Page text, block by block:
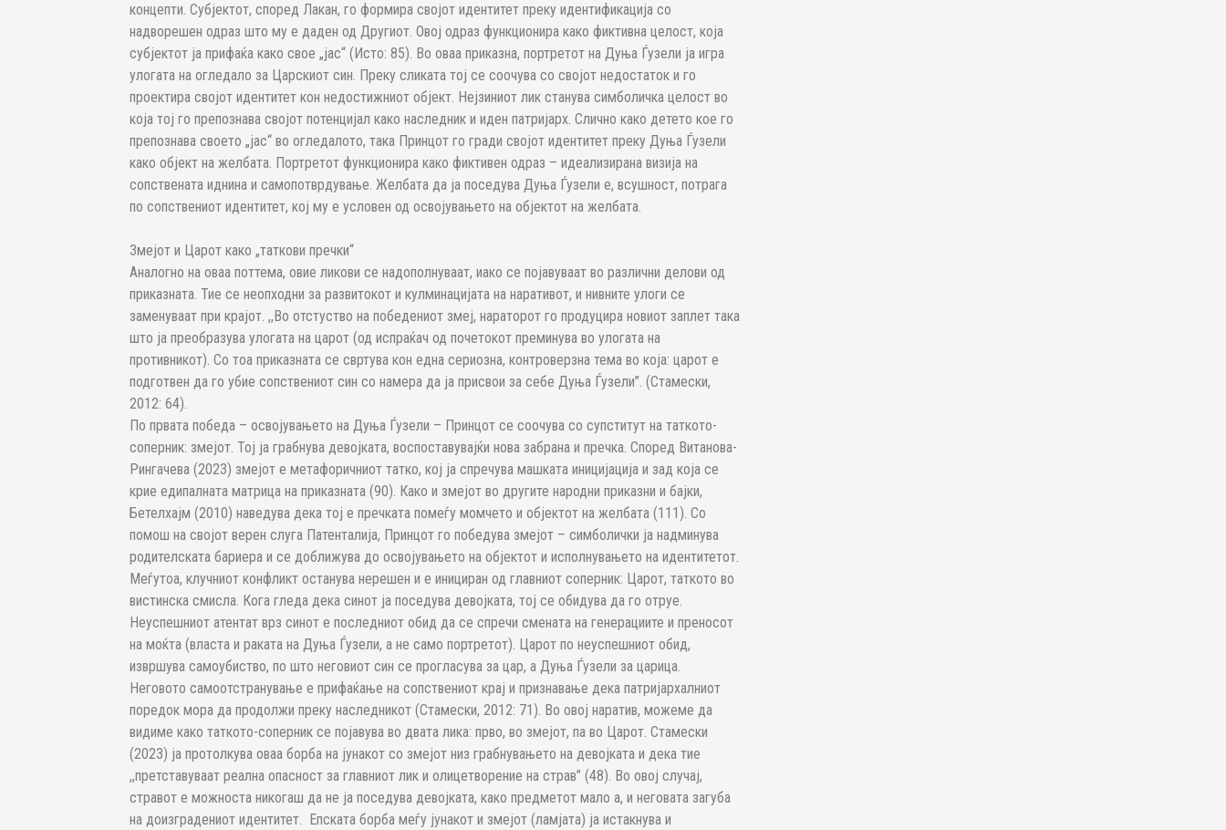
концепти. Субјектот, според Лакан, го формира својот идентитет преку идентификација со
надворешен одраз што му е даден од Другиот. Овој одраз функционира како фиктивна целост, која
субјектот ја прифаќа како свое „јас“ (Исто: 85). Во оваа приказна, портретот на Дуња Ѓузели ја игра
улогата на огледало за Царскиот син. Преку сликата тој се соочува со својот недостаток и го
проектира својот идентитет кон недостижниот објект. Нејзиниот лик станува симболичка целост во
која тој го препознава својот потенцијал како наследник и иден патријарх. Слично како детето кое го
препознава своето „јас“ во огледалото, така Принцот го гради својот идентитет преку Дуња Ѓузели
како објект на желбата. Портретот функционира како фиктивен одраз – идеализирана визија на
сопствената иднина и самопотврдување. Желбата да ја поседува Дуња Ѓузели е, всушност, потрага
по сопствениот идентитет, кој му е условен од освојувањето на објектот на желбата.
Змејот и Царот како „таткови пречки“
Аналогно на оваа поттема, овие ликови се надополнуваат, иако се појавуваат во различни делови од
приказната. Тие се неопходни за развитокот и кулминацијата на наративот, и нивните улоги се
заменуваат при крајот. ,,Во отстуство на победениот змеј, нараторот го продуцира новиот заплет така
што ја преобразува улогата на царот (од испраќач од почетокот преминува во улогата на
противникот). Со тоа приказната се свртува кон една сериозна, контроверзна тема во која: царот е
подготвен да го убие сопствениот син со намера да ја присвои за себе Дуња Ѓузели”. (Стамески,
2012: 64).
По првата победа – освојувањето на Дуња Ѓузели – Принцот се соочува со супститут на таткото-
соперник: змејот. Тој ја грабнува девојката, воспоставувајќи нова забрана и пречка. Според Витанова-
Рингачева (2023) змејот е метафоричниот татко, кој ја спречува машката иницијација и зад која се
крие едипалната матрица на приказната (90). Како и змејот во другите народни приказни и бајки,
Бетелхајм (2010) наведува дека тој е пречката помеѓу момчето и објектот на желбата (111). Со
помош на својот верен слуга Патенталија, Принцот го победува змејот – симболички ја надминува
родителската бариера и се доближува до освојувањето на објектот и исполнувањето на идентитетот.
Меѓутоа, клучниот конфликт останува нерешен и е инициран од главниот соперник: Царот, таткото во
вистинска смисла. Кога гледа дека синот ја поседува девојката, тој се обидува да го отруе.
Неуспешниот атентат врз синот е последниот обид да се спречи смената на генерациите и преносот
на моќта (власта и раката на Дуња Ѓузели, а не само портретот). Царот по неуспешниот обид,
извршува самоубиство, по што неговиот син се прогласува за цар, а Дуња Ѓузели за царица.
Неговото самоотстранување е прифаќање на сопствениот крај и признавање дека патријархалниот
поредок мора да продолжи преку наследникот (Стамески, 2012: 71). Во овој наратив, можеме да
видиме како таткото-соперник се појавува во двата лика: прво, во змејот, па во Царот. Стамески
(2023) ја протолкува оваа борба на јунакот со змејот низ грабнувањето на девојката и дека тие
,,претставуваат реална опасност за главниот лик и олицетворение на страв” (48). Во овој случај,
стравот е можноста никогаш да не ја поседува девојката, како предметот мало а, и неговата загуба
на доизградениот идентитет. Епската борба меѓу јунакот и змејот (ламјата) ја истакнува и